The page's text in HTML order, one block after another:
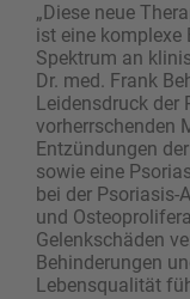
„Diese neue
ist eine komplexe
Spektrum an
Dr. med. Frank
Leidensdruck der
vorherrschenden
Entzündungen
sowie eine
bei der Psoriasis-
und
Gelenkschäden
Behinderungen
Lebensqualität